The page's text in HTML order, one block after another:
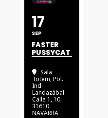
17
SEP
FASTER
PUSSYCAT
Sala
Totem, Pol.
Ind.
Landazábal
Calle 1, 10,
31610
NAVARRA